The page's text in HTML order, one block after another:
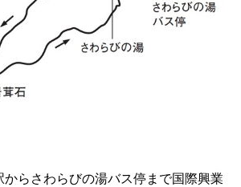
らさわらびの湯バス停まで国際興業